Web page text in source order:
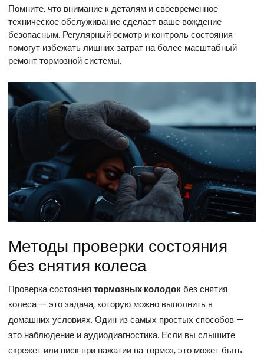
Помните, что внимание к деталям и своевременное
техническое обслуживание сделает ваше вождение
безопасным. Регулярный осмотр и контроль состояния
помогут избежать лишних затрат на более масштабный
ремонт тормозной системы.
Методы проверки состояния
без снятия колеса
Проверка состояния тормозных колодокбез снятия
колеса — это задача, которую можно выполнить в
домашних условиях. Один из самых простых способов —
это наблюдение и аудиодиагностика. Если вы слышите
скрежет или писк при нажатии на тормоз, это может быть